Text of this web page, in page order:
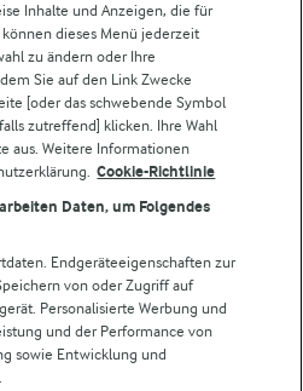
Inhalte und Anzeigen, die für
dieses Menü jederzeit
zu ändern oder Ihre
Sie auf den Link Zwecke
[oder das schwebende Symbol
zutreffend] klicken. Ihre Wahl
aus. Weitere Informationen
Cookie-Richtlinie
Daten, um Folgendes
Endgeräteeigenschaften zur
von oder Zugriff auf
Personalisierte Werbung und
und der Performance von
sowie Entwicklung und